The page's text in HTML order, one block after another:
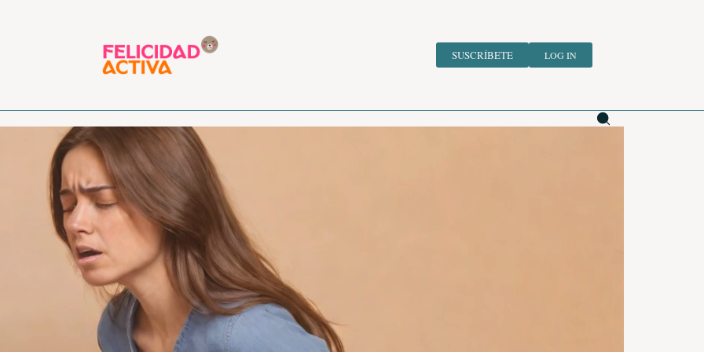
SUSCRÍBETE LOG IN